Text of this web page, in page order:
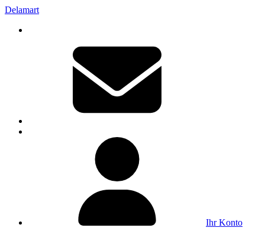
Delamart
Ihr Konto